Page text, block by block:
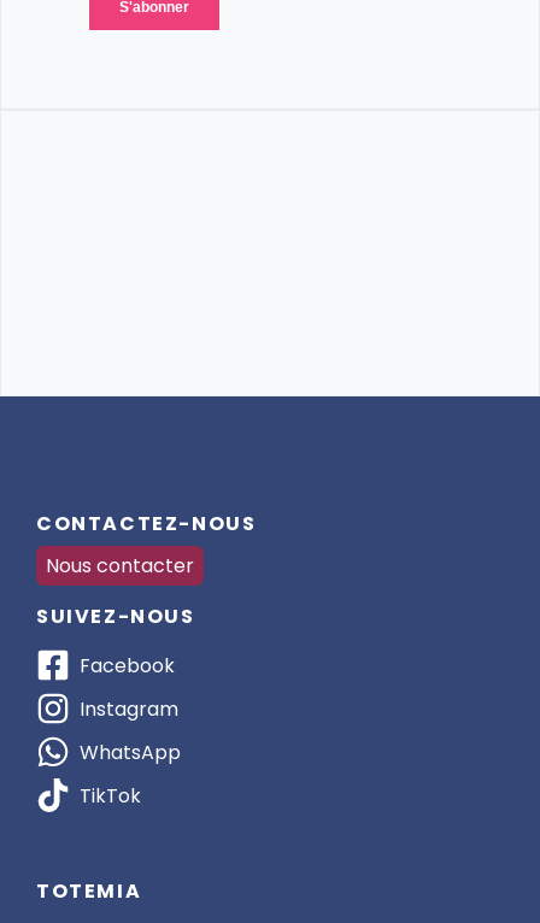
CONTACTEZ-NOUS
Nous contacter
SUIVEZ-NOUS
Facebook
Instagram
WhatsApp
TikTok
TOTEMIA